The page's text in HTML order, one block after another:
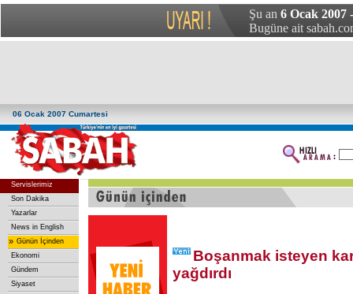
Şu an 6 Ocak 2007
Bugüne ait
06 Ocak 2007 Cumartesi
Servislerimiz
Son Dakika
Yazarlar
News in English
» Günün İçinden
Ekonomi
Gündem
Siyaset
Boşanmak isteyen
yağdırdı